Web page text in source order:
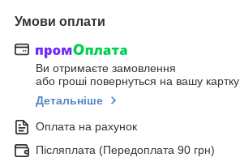
Умови оплати
Ви отримаєте замовлення
або гроші повернуться на вашу картку
Детальніше
Оплата на рахунок
Післяплата (Передоплата 90 грн)